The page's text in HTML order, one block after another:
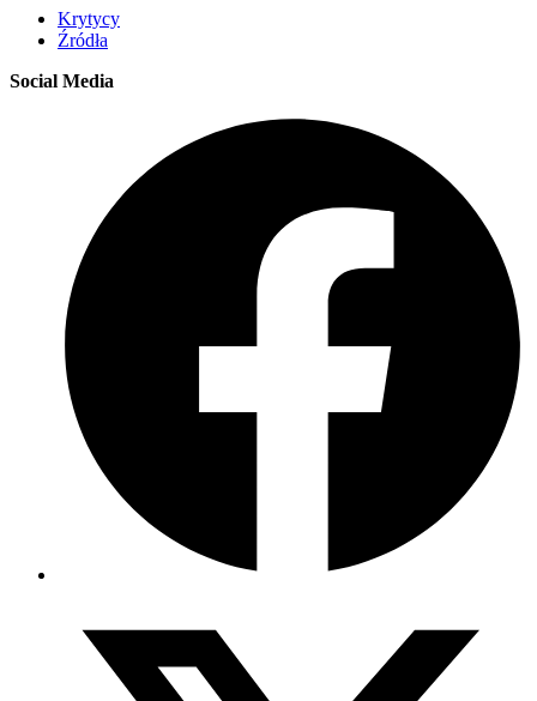
Krytycy
Źródła
Social Media